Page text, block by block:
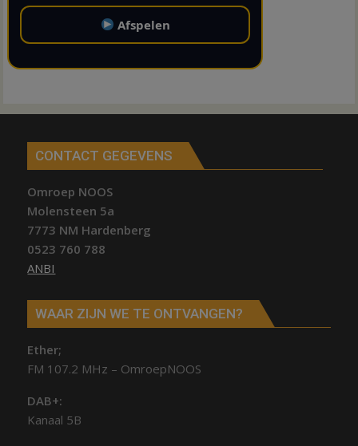
Afspelen
CONTACT GEGEVENS
Omroep NOOS
Molensteen 5a
7773 NM Hardenberg
0523 760 788
ANBI
WAAR ZIJN WE TE ONTVANGEN?
Ether;
FM 107.2 MHz – OmroepNOOS
DAB+:
Kanaal 5B